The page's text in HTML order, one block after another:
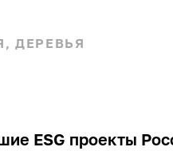
ДЕРЕВЬЯ
ESG проекты